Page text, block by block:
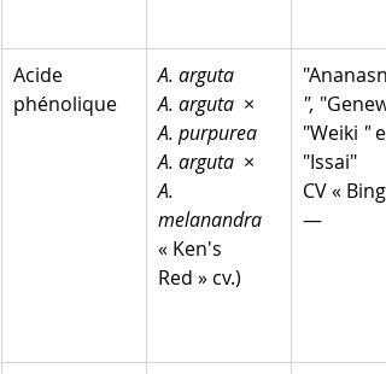
Acide
phénolique
A. arguta
A. arguta ×
A. purpurea
A. arguta ×
A.
melanandra
« Ken's
Red » cv.)
",
"Weiki " et
"Issai"
CV «
—